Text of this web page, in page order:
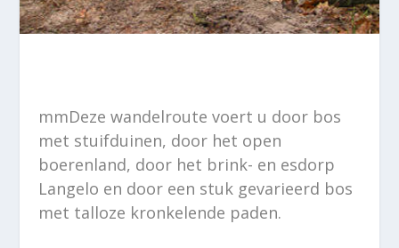
mmDeze wandelroute voert u door bos
met stuifduinen, door het open
boerenland, door het brink- en esdorp
Langelo en door een stuk gevarieerd bos
met talloze kronkelende paden.